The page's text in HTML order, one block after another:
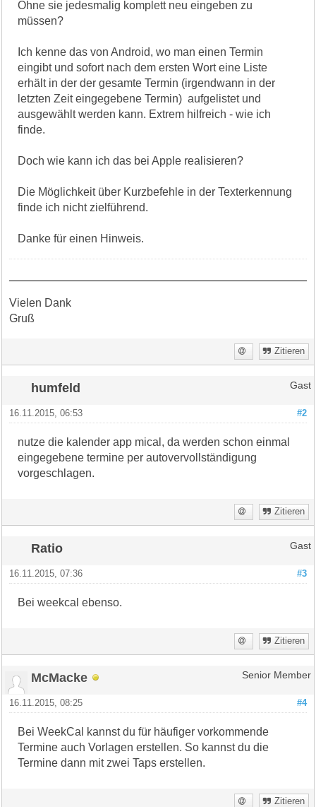
Ohne sie jedesmalig komplett neu eingeben zu
müssen?
Ich kenne das von Android, wo man einen Termin
eingibt und sofort nach dem ersten Wort eine Liste
erhält in der der gesamte Termin (irgendwann in der
letzten Zeit eingegebene Termin) aufgelistet und
ausgewählt werden kann. Extrem hilfreich - wie ich
finde.
Doch wie kann ich das bei Apple realisieren?
Die Möglichkeit über Kurzbefehle in der Texterkennung
finde ich nicht zielführend.
Danke für einen Hinweis.
Vielen Dank
Gruß
Zitieren
humfeld Gast
#2
16.11.2015, 06:53
nutze die kalender app mical, da werden schon einmal
eingegebene termine per autovervollständigung
vorgeschlagen.
Zitieren
Ratio Gast
#3
16.11.2015, 07:36
Bei weekcal ebenso.
Zitieren
McMacke Senior Member
#4
16.11.2015, 08:25
Bei WeekCal kannst du für häufiger vorkommende
Termine auch Vorlagen erstellen. So kannst du die
Termine dann mit zwei Taps erstellen.
Zitieren